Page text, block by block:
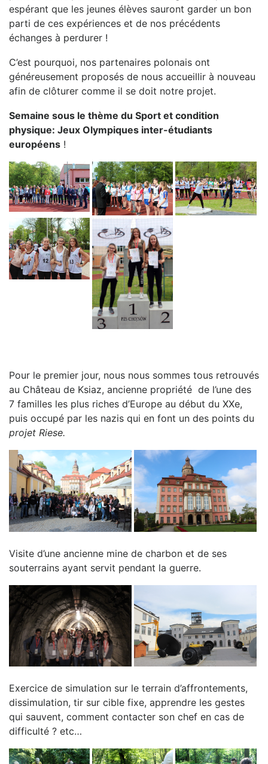
espérant que les jeunes élèves sauront garder un bon
parti de ces expériences et de nos précédents
échanges à perdurer !
C’est pourquoi, nos partenaires polonais ont
généreusement proposés de nous accueillir à nouveau
afin de clôturer comme il se doit notre projet.
Semaine sous le thème du Sport et condition
physique: Jeux Olympiques inter-étudiants
européens !
Pour le premier jour, nous nous sommes tous retrouvés
au Château de Ksiaz, ancienne propriété de l’une des
7 familles les plus riches d’Europe au début du XXe,
puis occupé par les nazis qui en font un des points du
projet Riese.
Visite d’une ancienne mine de charbon et de ses
souterrains ayant servit pendant la guerre.
Exercice de simulation sur le terrain d’affrontements,
dissimulation, tir sur cible fixe, apprendre les gestes
qui sauvent, comment contacter son chef en cas de
difficulté ? etc…